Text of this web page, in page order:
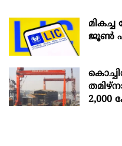
ജൂൺ
2,000